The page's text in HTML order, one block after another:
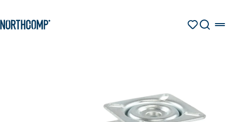
Zur Navigation springen
SUCHE
DE